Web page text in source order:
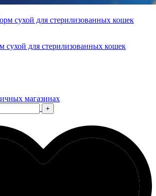
сухой для стерилизованных кошек
магазинах
+